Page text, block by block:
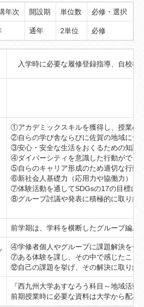
年次 開設期 単位数 必修・選択
通年 2単位 必修
入学時に必要な履修登録指導、自校教
①アカデミックスキルを獲得し、授業の
②自らの学び舎ならびに佐賀の地域につ
③安心・安全な生活をおくるための知識
④ダイバーシティを意識した行動ができ
⑤自らのキャリア形成のため適切な行動
⑥新社会人基礎力（応用力や協働力）を
⑦体験活動を通してSDGsの17の目標に
⑧グループ討議や発表に積極的に取り組
前学期は、学科を横断したグループ編成
④学修者個人やグループに課題解決を促
⑦ある体験を課し、その中で感じたこと
⑫自己の課題を挙げ、その解決に取り組
『西九州大学あすなろう科目～地域活
前期授業時に必要な資料は大学から配布